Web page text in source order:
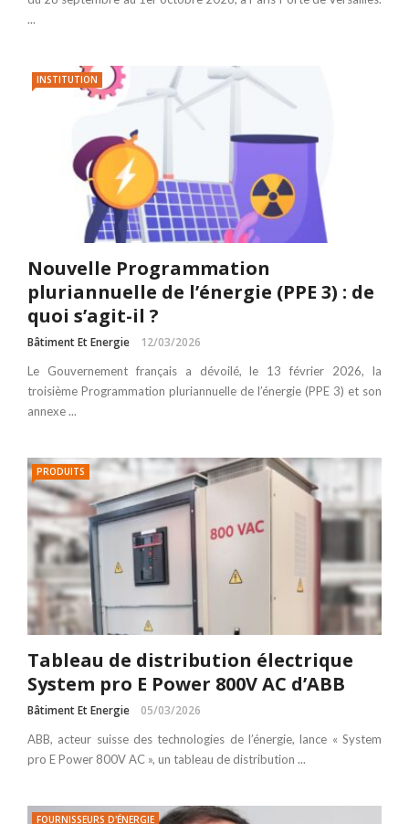
...
INSTITUTION
Nouvelle Programmation
pluriannuelle de l’énergie (PPE 3) : de
quoi s’agit-il ?
Bâtiment Et Energie 12/03/2026
Le Gouvernement français a dévoilé, le 13 février 2026, la
troisième Programmation pluriannuelle de l’énergie (PPE 3) et son
annexe ...
PRODUITS
Tableau de distribution électrique
System pro E Power 800V AC d’ABB
Bâtiment Et Energie 05/03/2026
ABB, acteur suisse des technologies de l’énergie, lance « System
pro E Power 800V AC », un tableau de distribution ...
FOURNISSEURS D'ÉNERGIE